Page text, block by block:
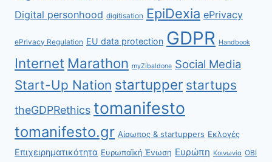
Digital personhood digitisation EpiDexia ePrivacy
ePrivacy Regulation EU data protection GDPR Handbook
Internet Marathon myZibaldone Social Media
Start-Up Nation startupper startups
theGDPRethics tomanifesto
tomanifesto.gr Αίσωπος & startuppers Εκλογές
Επιχειρηματικότητα Ευρωπαϊκή Ένωση Ευρώπη Κοινωνία ΟΒΙ